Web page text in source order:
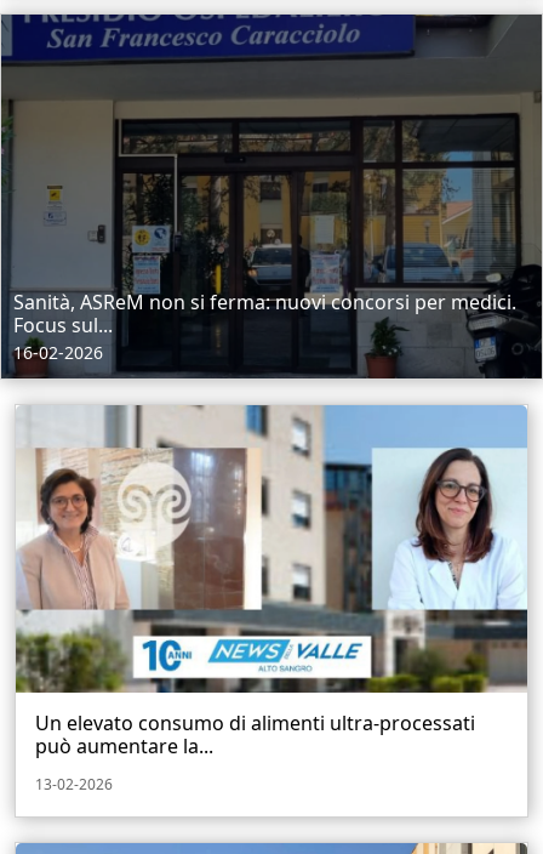
Sanità, ASReM non si ferma: nuovi concorsi per medici.
Focus sul...
16-02-2026
Un elevato consumo di alimenti ultra-processati
può aumentare la...
13-02-2026